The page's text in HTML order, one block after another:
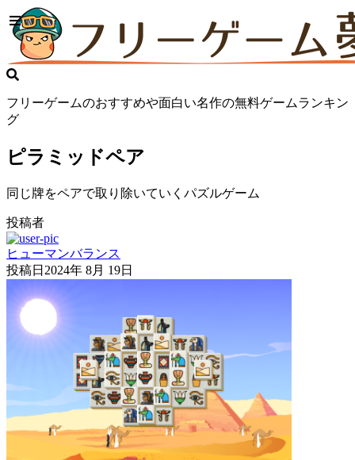
フリーゲームのおすすめや面白い名作の無料ゲームランキン
グ
ピラミッドペア
同じ牌をペアで取り除いていくパズルゲーム
投稿者
ヒューマンバランス
投稿日 2024年 8月 19日